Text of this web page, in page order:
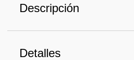
Descripción
Detalles